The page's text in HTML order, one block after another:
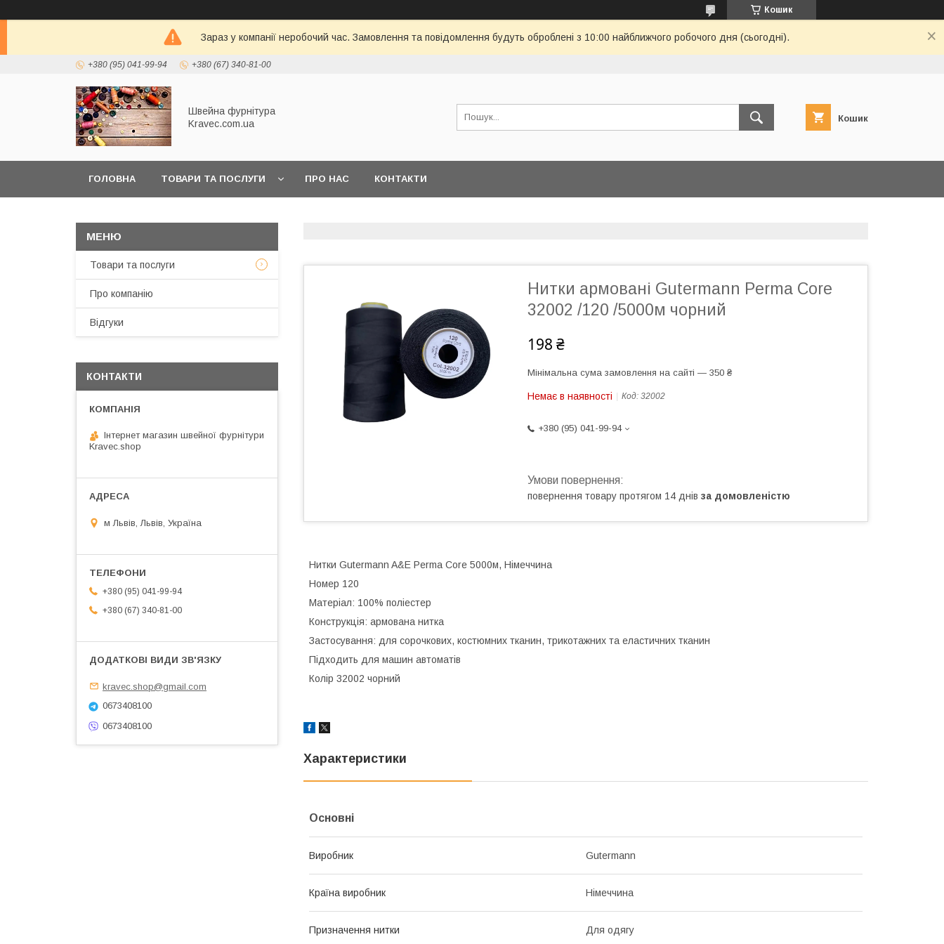
Кошик
Зараз у компанії неробочий час. Замовлення та повідомлення будуть оброблені з 10:00 найближчого робочого дня (сьогодні).
+380 (95) 041-99-94 +380 (67) 340-81-00
Швейна фурнітура
Kravec.com.ua
Кошик
ГОЛОВНА ТОВАРИ ТА ПОСЛУГИ ПРО НАС КОНТАКТИ
Нитки армовані Gutermann Perma Core
32002 /120 /5000м чорний
198 ₴
Мінімальна сума замовлення на сайті — 350 ₴
Немає в наявності Код: 32002
+380 (95) 041-99-94
повернення товару протягом 14 днів за домовленістю
Нитки Gutermann A&E Perma Core 5000м, Німеччина
Номер 120
Матеріал: 100% поліестер
Конструкція: армована нитка
Застосування: для сорочкових, костюмних тканин, трикотажних та еластичних тканин
Підходить для машин автоматів
Колір 32002 чорний
Характеристики
Основні
Виробник Gutermann
Країна виробник Німеччина
Призначення нитки Для одягу
Товари та послуги
Про компанію
Відгуки
КОНТАКТИ
Інтернет магазин швейної фурнітури
Kravec.shop
м Львів, Львів, Україна
+380 (95) 041-99-94
+380 (67) 340-81-00
kravec.shop@gmail.com
0673408100
0673408100